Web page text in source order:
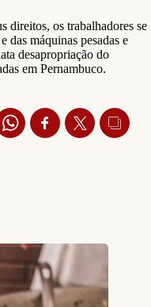
direitos, os trabalhadores se
das máquinas pesadas e
desapropriação do
em Pernambuco.